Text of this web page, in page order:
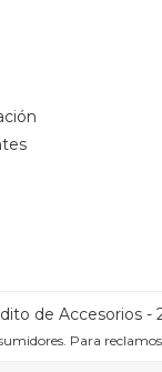
de Accesorios -
Para reclamos